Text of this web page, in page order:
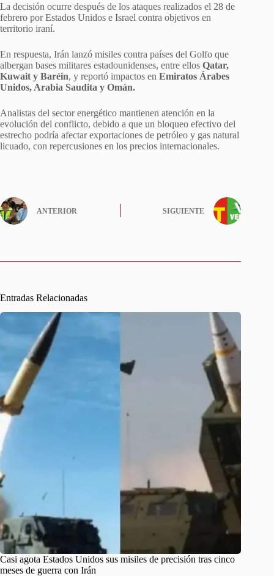
La decisión ocurre después de los ataques realizados el 28 de
febrero por Estados Unidos e Israel contra objetivos en
territorio iraní.
En respuesta, Irán lanzó misiles contra países del Golfo que
albergan bases militares estadounidenses, entre ellos Qatar,
Kuwait y Baréin, y reportó impactos en Emiratos Árabes
Unidos, Arabia Saudita y Omán.
Analistas del sector energético mantienen atención en la
evolución del conflicto, debido a que un bloqueo efectivo del
estrecho podría afectar exportaciones de petróleo y gas natural
licuado, con repercusiones en los precios internacionales.
ANTERIOR SIGUIENTE
Entradas Relacionadas
Casi agota Estados Unidos sus misiles de precisión tras cinco
meses de guerra con Irán